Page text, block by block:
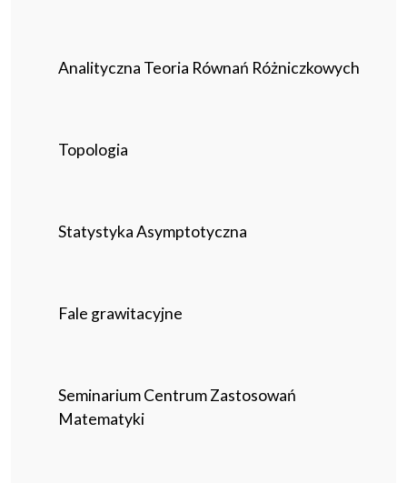
Analityczna Teoria Równań Różniczkowych
Topologia
Statystyka Asymptotyczna
Fale grawitacyjne
Seminarium Centrum Zastosowań
Matematyki